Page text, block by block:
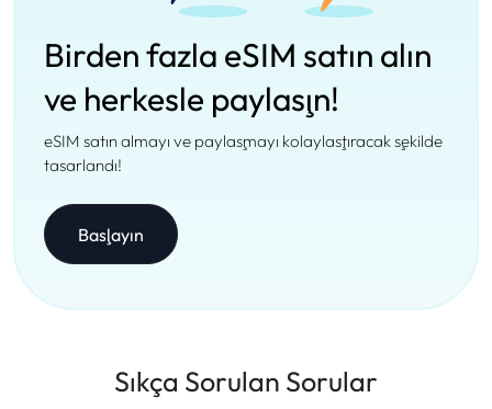
Birden fazla eSIM satın alın
ve herkesle paylaşın!
eSIM satın almayı ve paylaşmayı kolaylaştıracak şekilde
tasarlandı!
Başlayın
Sıkça Sorulan Sorular